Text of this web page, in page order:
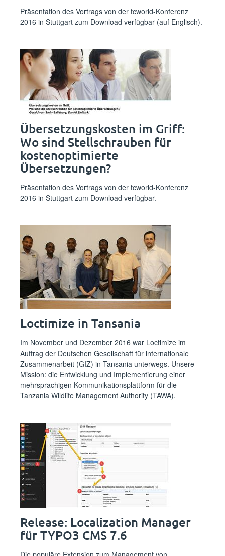
Präsentation des Vortrags von der tcworld-Konferenz
2016 in Stuttgart zum Download verfügbar (auf Englisch).
Übersetzungskosten im Griff:
Wo sind Stellschrauben für
kosten­optimierte
Übersetzungen?
Präsentation des Vortrags von der tcworld-Konferenz
2016 in Stuttgart zum Download verfügbar.
Loctimize in Tansania
Im November und Dezember 2016 war Loctimize im
Auftrag der Deutschen Gesellschaft für internationale
Zusammenarbeit (GIZ) in Tansania unterwegs. Unsere
Mission: die Entwicklung und Implementierung einer
mehrsprachigen Kommunikationsplattform für die
Tanzania Wildlife Management Authority (TAWA).
Release: Localization Manager
für TYPO3 CMS 7.6